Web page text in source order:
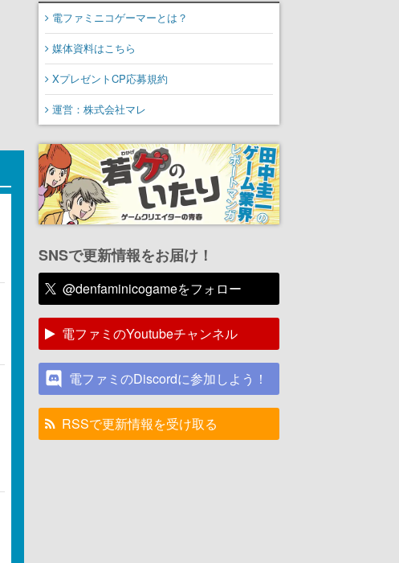
電ファミニコゲーマーとは？
媒体資料はこちら
XプレゼントCP応募規約
運営：株式会社マレ
SNSで更新情報をお届け！
@denfaminicogameをフォロー
電ファミのYoutubeチャンネル
電ファミのDiscordに参加しよう！
RSSで更新情報を受け取る